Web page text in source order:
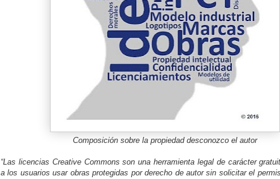
Composición sobre la propiedad desconozco el autor
“Las licencias Creative Commons son una herramienta legal de carácter
a los usuarios usar obras protegidas por derecho de autor sin solicitar el